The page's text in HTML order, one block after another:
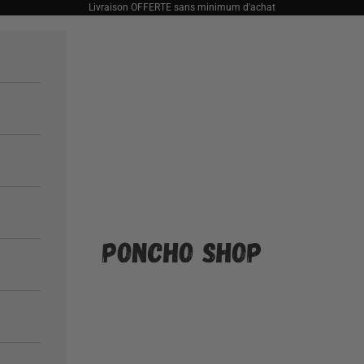
Livraison OFFERTE sans minimum d'achat